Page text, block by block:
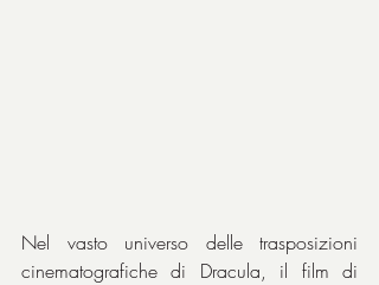
Nel vasto universo delle trasposizioni